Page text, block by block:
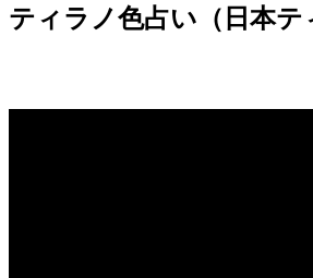
ティラノ色占い（日本テ